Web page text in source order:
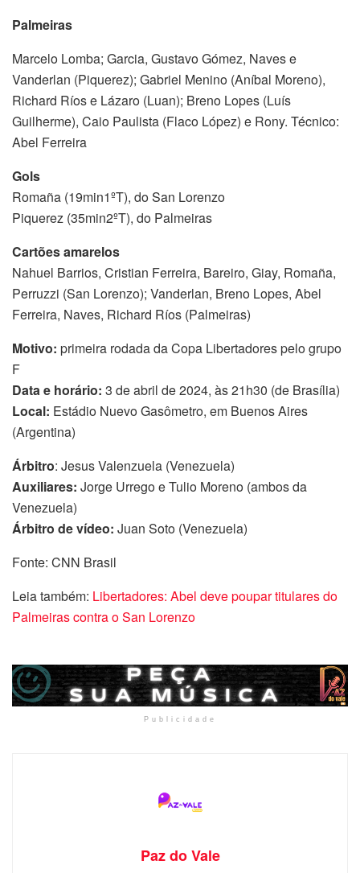
Palmeiras
Marcelo Lomba; Garcia, Gustavo Gómez, Naves e
Vanderlan (Piquerez); Gabriel Menino (Aníbal Moreno),
Richard Ríos e Lázaro (Luan); Breno Lopes (Luís
Guilherme), Caio Paulista (Flaco López) e Rony. Técnico:
Abel Ferreira
Gols
Romaña (19min1ºT), do San Lorenzo
Piquerez (35min2ºT), do Palmeiras
Cartões amarelos
Nahuel Barrios, Cristian Ferreira, Bareiro, Giay, Romaña,
Perruzzi (San Lorenzo); Vanderlan, Breno Lopes, Abel
Ferreira, Naves, Richard Ríos (Palmeiras)
Motivo: primeira rodada da Copa Libertadores pelo grupo
F
Data e horário: 3 de abril de 2024, às 21h30 (de Brasília)
Local: Estádio Nuevo Gasômetro, em Buenos Aires
(Argentina)
Árbitro: Jesus Valenzuela (Venezuela)
Auxiliares: Jorge Urrego e Tulio Moreno (ambos da
Venezuela)
Árbitro de vídeo: Juan Soto (Venezuela)
Fonte: CNN Brasil
Leia também: Libertadores: Abel deve poupar titulares do
Palmeiras contra o San Lorenzo
Publicidade
Paz do Vale